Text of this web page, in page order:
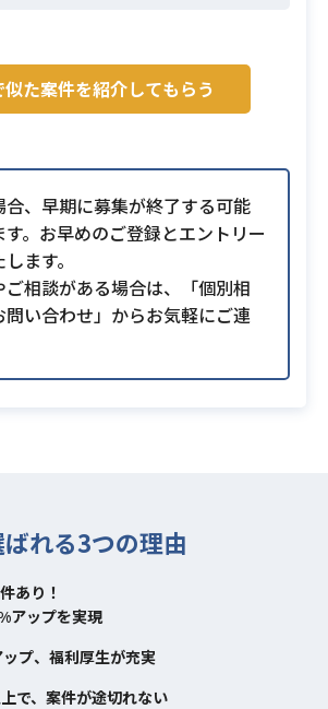
た案件を紹介してもらう
合、早期に募集が終了する可能
。お早めのご登録とエントリー
ます。
相談がある場合は、「個別相
問い合わせ」からお気軽にご連
れる3つの理由
あり！
アップを実現
プ、福利厚生が充実
で、案件が途切れない